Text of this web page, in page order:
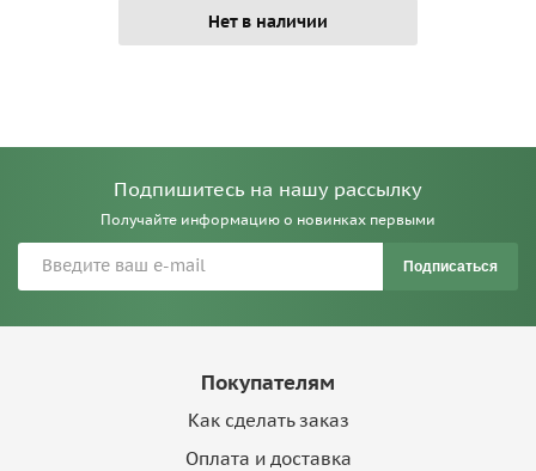
Нет в наличии
Подпишитесь на нашу рассылку
Получайте информацию о новинках первыми
Подписаться
Покупателям
Как сделать заказ
Оплата и доставка